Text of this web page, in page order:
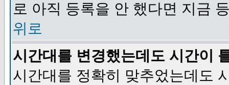
로 아직 등록을 안 했다면 지금
위로
시간대를 변경했는데도 시간이
시간대를 정확히 맞추었는데도